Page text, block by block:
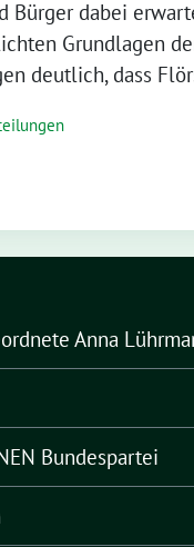
Bürger dabei
Grundlagen
deutlich, dass
Anna
Bundespartei